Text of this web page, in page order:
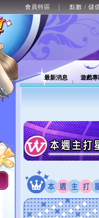
會員特區 點數 / 儲
最新消息 遊戲